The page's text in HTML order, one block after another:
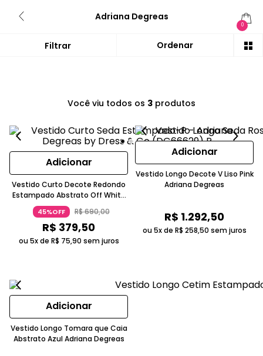
Adriana Degreas
0
Você viu todos os 3 produtos
Adicionar
Vestido Curto Decote Redondo
Estampado Abstrato Off White
Adriana Degreas
45%OFF R$690,00
R$ 379,50
ou 5x de R$ 75,90 sem juros
Adicionar
Vestido Longo Decote V Liso Pink
Adriana Degreas
R$ 1.292,50
ou 5x de R$ 258,50 sem juros
Adicionar
Vestido Longo Tomara que Caia
Abstrato Azul Adriana Degreas